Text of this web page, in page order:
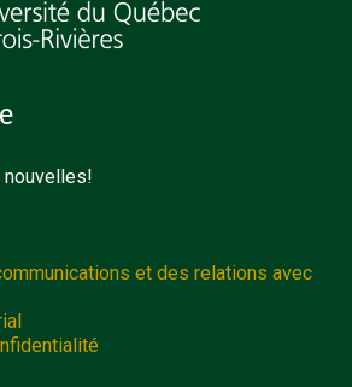
nouvelles!
et des relations avec